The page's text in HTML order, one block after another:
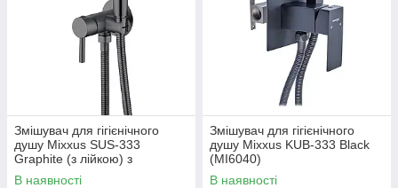
Змішувач для гігієнічного
душу Mixxus SUS-333
Graphite (з лійкою) з
неірж.сталі SUS304 (MI6565)
В наявності
Змішувач для гігієнічного
душу Mixxus KUB-333 Black
(MI6040)
В наявності